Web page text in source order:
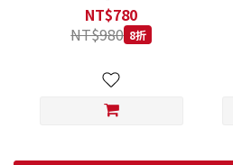
然犬糧 狗飼料
NT$780
NT$980 8折